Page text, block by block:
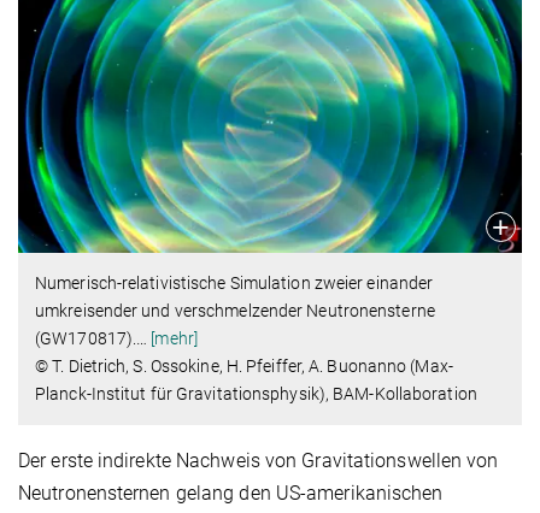
Numerisch-relativistische Simulation zweier einander
umkreisender und verschmelzender Neutronensterne
(GW170817).… [mehr]
© T. Dietrich, S. Ossokine, H. Pfeiffer, A. Buonanno (Max-
Planck-Institut für Gravitationsphysik), BAM-Kollaboration
Der erste indirekte Nachweis von Gravitationswellen von
Neutronensternen gelang den US-amerikanischen